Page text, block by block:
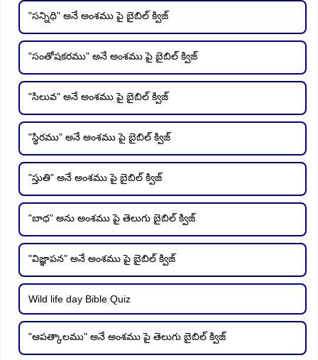
"సన్నిధి" అనే అంశము పై బైబిల్ క్విజ్
"సంతోషకరము" అనే అంశము పై బైబిల్ క్విజ్
"సిలువ" అనే అంశము పై బైబిల్ క్విజ్
"స్థిరము" అనే అంశము పై బైబిల్ క్విజ్
"స్తుతి" అనే అంశము పై బైబిల్ క్విజ్
"బాధ" అను అంశము పై తెలుగు బైబిల్ క్విజ్
"విజ్ఞాపన" అనే అంశము పై బైబిల్ క్విజ్
Wild life day Bible Quiz
"ఆపత్కాలము" అనే అంశము పై తెలుగు బైబిల్ క్విజ్